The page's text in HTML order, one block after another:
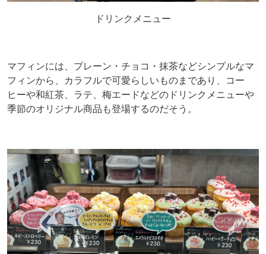
ドリンクメニュー
マフィンには、プレーン・チョコ・抹茶などシンプルなマ
フィンから、カラフルで可愛らしいものまであり、コー
ヒーや和紅茶、ラテ、梅エードなどのドリンクメニューや
季節のオリジナル商品も登場するのだそう。